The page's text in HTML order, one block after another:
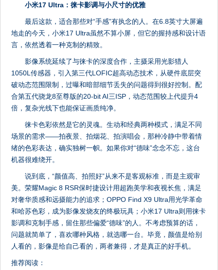
小米17 Ultra：徕卡影调与小尺寸的优雅
最后这款，适合那些对“手感”有执念的人。在6.8英寸大屏遍
地走的今天，小米17 Ultra虽然不算小屏，但它的握持感和设计语
言，依然透着一种克制的精致。
影像系统延续了与徕卡的深度合作，主摄采用光影猎人
1050L传感器，引入第三代LOFIC超高动态技术，从硬件底层突
破动态范围限制，过曝和暗部细节丢失的问题得到很好控制。配
合第五代骁龙8至尊版的20-bit AI三ISP，动态范围较上代提升4
倍，复杂光线下也能保证画质纯净。
徕卡色彩依然是它的灵魂。生动和经典两种模式，满足不同
场景的需求——拍夜景、拍烟花、拍演唱会，那种冷静中带着情
绪的色彩表达，确实独树一帜。如果你对“德味”念念不忘，这台
机器很难绕开。
说到底，“颜值高、拍照好”从来不是客观标准，而是主观审
美。荣耀Magic 8 RSR保时捷设计用超跑美学和夜视长焦，满足
对奢华质感和远摄能力的追求；OPPO Find X9 Ultra用光学革命
和哈苏色彩，成为影像发烧友的终极玩具；小米17 Ultra则用徕卡
影调和克制手感，留住那些偏爱“德味”的人。不考虑预算的话，
问题就简单了，喜欢哪种风格，就选哪一台。毕竟，颜值是给别
人看的，影像是给自己看的，两者兼得，才是真正的好手机。
推荐阅读：